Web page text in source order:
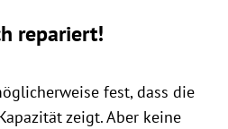
repariert!
fest, dass die
zeigt. Aber keine